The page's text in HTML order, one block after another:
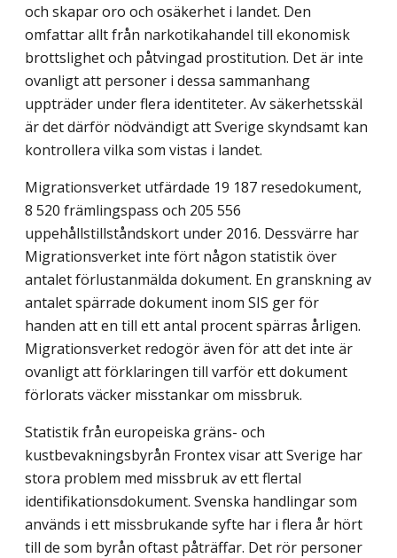
och skapar oro och osäkerhet i landet. Den
omfattar allt från narkotikahandel till ekonomisk
brottslighet och påtvingad prostitution. Det är inte
ovanligt att personer i dessa sammanhang
uppträder under flera identiteter. Av säkerhetsskäl
är det därför nödvändigt att Sverige skyndsamt kan
kontrollera vilka som vistas i landet.
Migrationsverket utfärdade 19 187 resedokument,
8 520 främlingspass och 205 556
uppehållstillståndskort under 2016. Dessvärre har
Migrationsverket inte fört någon statistik över
antalet förlustanmälda dokument. En granskning av
antalet spärrade doku­ment inom SIS ger för
handen att en till ett antal procent spärras årligen.
Migrations­verket redogör även för att det inte är
ovanligt att förklaringen till varför ett dokument
förlorats väcker misstankar om missbruk.
Statistik från europeiska gräns- och
kustbevakningsbyrån Frontex visar att Sverige har
stora problem med missbruk av ett flertal
identifikationsdokument. Svenska hand­lingar som
används i ett missbrukande syfte har i flera år hört
till de som byrån oftast påträffar. Det rör personer